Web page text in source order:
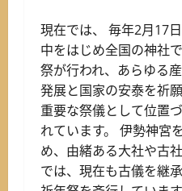
現在では、 毎年2月17
中をはじめ全国の神社
祭が行われ、あらゆる
発展と国家の安泰を祈
重要な祭儀として位置
れています。 伊勢神宮
め、由緒ある大社や古
では、現在も古儀を継承